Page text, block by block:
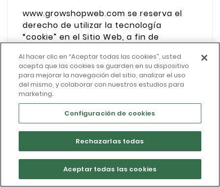
www.growshopweb.com se reserva el
derecho de utilizar la tecnología
“cookie” en el Sitio Web, a fin de
personalizar el uso que realice del Sitio
Web mediante la preselección de su
idioma, o contenidos más deseados o
específicos. Las “cookies” utilizadas por
el Sitio Web, o el tercero que actúe en
su nombre, se asocian únicamente con
un usuario anónimo y su ordenador, y no
proporcionan por sí los datos personales
del usuario.
Las cookies utilizadas son las siguen:
Al hacer clic en “Aceptar todas las cookies”, usted
acepta que las cookies se guarden en su dispositivo
para mejorar la navegación del sitio, analizar el uso
del mismo, y colaborar con nuestros estudios para
marketing.
Configuración de cookies
Rechazarlas todas
Aceptar todas las cookies